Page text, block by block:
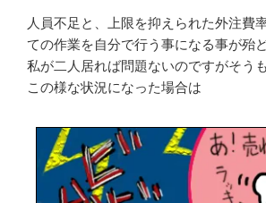
人員不足と、上限を抑えられた外注費
ての作業を自分で行う事になる事が殆ど
私が二人居れば問題ないのですがそう
この様な状況になった場合は